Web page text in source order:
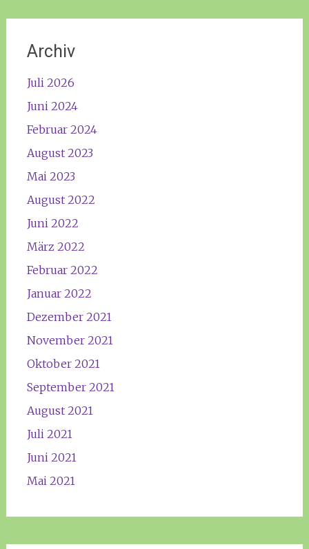
Archiv
Juli 2026
Juni 2024
Februar 2024
August 2023
Mai 2023
August 2022
Juni 2022
März 2022
Februar 2022
Januar 2022
Dezember 2021
November 2021
Oktober 2021
September 2021
August 2021
Juli 2021
Juni 2021
Mai 2021